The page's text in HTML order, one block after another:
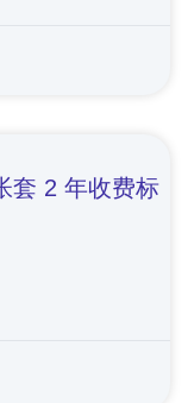
套 2 年收费标